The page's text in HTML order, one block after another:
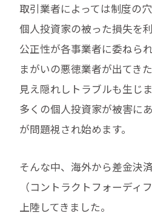
取引業者によっては制度の
個人投資家の被った損失を
公正性が各事業者に委ねら
まがいの悪徳業者が出てき
見え隠れしトラブルも生じま
多くの個人投資家が被害に
が問題視され始めます。
そんな中、海外から差金決
（コントラクトフォーディ
上陸してきました。